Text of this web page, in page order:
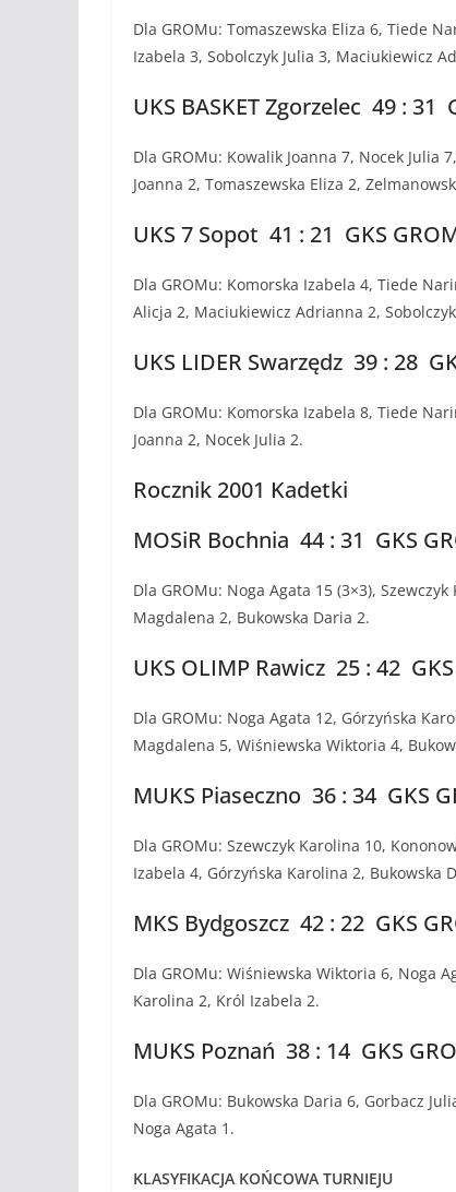
Dla GROMu: Tomaszewska Eliza 6, Tiede
Izabela 3, Sobolczyk Julia 3, Maciukiewicz
UKS BASKET Zgorzelec 49 : 31
Dla GROMu: Kowalik Joanna 7, Nocek Julia
Joanna 2, Tomaszewska Eliza 2,
UKS 7 Sopot 41 : 21 GKS
Dla GROMu: Komorska Izabela 4, Tiede
Alicja 2, Maciukiewicz Adrianna 2,
UKS LIDER Swarzędz 39 : 28
Dla GROMu: Komorska Izabela 8, Tiede
Joanna 2, Nocek Julia 2.
Rocznik 2001 Kadetki
MOSiR Bochnia 44 : 31 GKS
Dla GROMu: Noga Agata 15 (3×3),
Magdalena 2, Bukowska Daria 2.
UKS OLIMP Rawicz 25 : 42
Dla GROMu: Noga Agata 12, Górzyńska
Magdalena 5, Wiśniewska Wiktoria 4,
MUKS Piaseczno 36 : 34 GKS
Dla GROMu: Szewczyk Karolina 10,
Izabela 4, Górzyńska Karolina 2, Bukowska
MKS Bydgoszcz 42 : 22 GKS
Dla GROMu: Wiśniewska Wiktoria 6, Noga
Karolina 2, Król Izabela 2.
MUKS Poznań 38 : 14 GKS
Dla GROMu: Bukowska Daria 6, Gorbacz
Noga Agata 1.
KLASYFIKACJA KOŃCOWA TURNIEJU